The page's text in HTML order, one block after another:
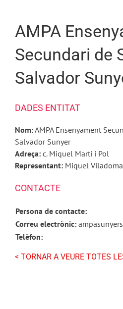
AMPA
Secundari de
Salvador
DADES ENTITAT
Nom:AMPA Ensenyament
Salvador Sunyer
Adreça: c. Miquel Martí i Pol
Representant: Miquel
CONTACTE
Persona de contacte:
Correu electrònic:
Telèfon:
< TORNAR A VEURE TOTES